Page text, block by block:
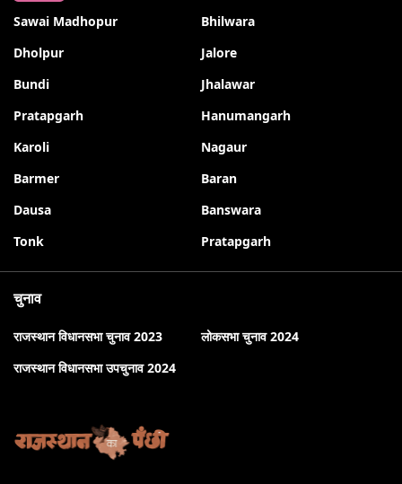
Sawai Madhopur
Bhilwara
Dholpur
Jalore
Bundi
Jhalawar
Pratapgarh
Hanumangarh
Karoli
Nagaur
Barmer
Baran
Dausa
Banswara
Tonk
Pratapgarh
चुनाव
राजस्थान विधानसभा चुनाव 2023
लोकसभा चुनाव 2024
राजस्थान विधानसभा उपचुनाव 2024